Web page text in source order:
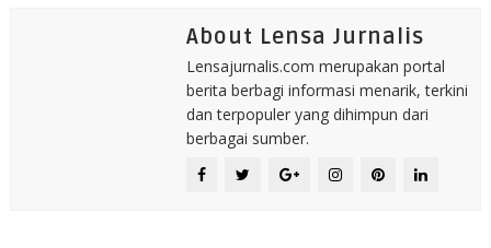
About Lensa Jurnalis
Lensajurnalis.com merupakan portal
berita berbagi informasi menarik, terkini
dan terpopuler yang dihimpun dari
berbagai sumber.